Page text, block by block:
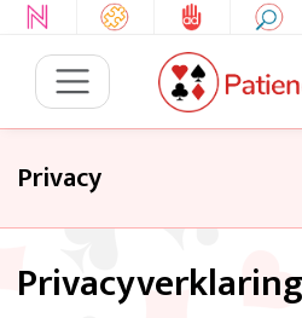
Privacy